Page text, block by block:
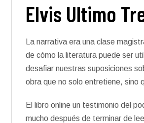
Elvis Ultimo
La narrativa era una clase
de cómo la literatura puede ser
desafiar nuestras suposiciones
obra que no solo entretiene, sino
El libro online un testimonio del
mucho después de terminar de